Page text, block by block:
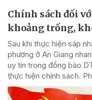
Chính sách đối
khoảng trống,
Sau khi thực hiện sáp
phương ở An Giang
uy tín trong đồng bào
thực hiện chính sách.